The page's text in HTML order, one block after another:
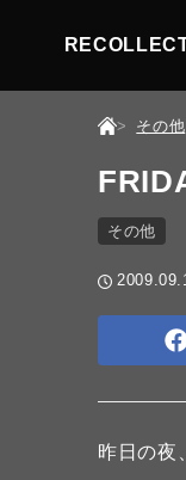
その他
その他
昨日の夜